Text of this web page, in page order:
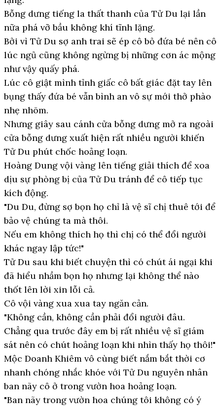
Bỗng dưng tiếng la thất thanh của Tử Du lại lần
nữa phá vỡ bầu không khí tĩnh lặng.
Bởi vì Tử Du sợ anh trai sẽ ép cô bỏ đứa bé nên cô
lúc ngủ cũng không ngừng bị những cơn ác mộng
như vậy quấy phá.
Lúc cô giật mình tỉnh giấc cô bất giác đặt tay lên
bụng thấy đứa bé vẫn bình an vô sự mới thở phào
nhẹ nhõm.
Nhưng giây sau cánh cửa bỗng dưng mở ra ngoài
cửa bỗng dưng xuất hiện rất nhiều người khiến
Tử Du phút chốc hoảng loạn.
Hoàng Dung vội vàng lên tiếng giải thích để xoa
dịu sự phòng bị của Tử Du tránh để cô tiếp tục
kích động.
"Du Du, đừng sợ bọn họ chỉ là vệ sĩ chị thuê tới để
bảo vệ chúng ta mà thôi.
Nếu em không thích họ thì chị có thể đổi người
khác ngay lập tức!"
Tử Du sau khi biết chuyện thì có chút ái ngại khi
đã hiểu nhầm bọn họ nhưng lại không thể nào
thốt lên lời xin lỗi cả.
Cô vội vàng xua xua tay ngăn cản.
"Không cần, không cần phải đổi người đâu.
Chẳng qua trước đây em bị rất nhiều vệ sĩ giám
sát nên có chút hoảng loạn khi nhìn thấy họ thôi!"
Mộc Doanh Khiêm vô cùng biết nắm bắt thời cơ
nhanh chóng nhắc khóe với Tử Du nguyên nhân
ban nãy cô ở trong vườn hoa hoảng loạn.
"Ban nãy trong vườn hoa chúng tôi không có ý